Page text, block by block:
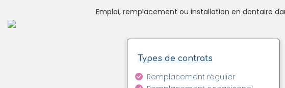
Emploi, remplacement ou installation en dentaire
Types de contrats
Remplacement régulier